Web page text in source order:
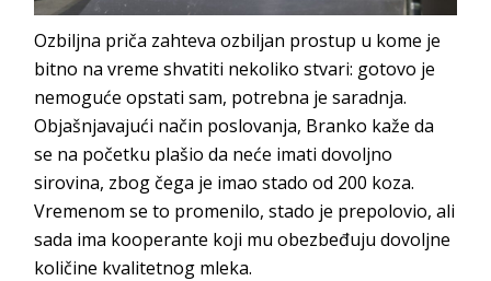
Ozbiljna priča zahteva ozbiljan prostup u kome je
bitno na vreme shvatiti nekoliko stvari: gotovo je
nemoguće opstati sam, potrebna je saradnja.
Objašnjavajući način poslovanja, Branko kaže da
se na početku plašio da neće imati dovoljno
sirovina, zbog čega je imao stado od 200 koza.
Vremenom se to promenilo, stado je prepolovio, ali
sada ima kooperante koji mu obezbeđuju dovoljne
količine kvalitetnog mleka.